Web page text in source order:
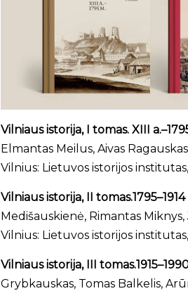
Vilniaus istorija, I tomas. XIII
Elmantas Meilus, Aivas
Vilnius: Lietuvos istorijos
Vilniaus istorija, II
Medišauskienė, Rimantas
Vilnius: Lietuvos istorijos
Vilniaus istorija, III
Grybkauskas, Tomas Balkelis,